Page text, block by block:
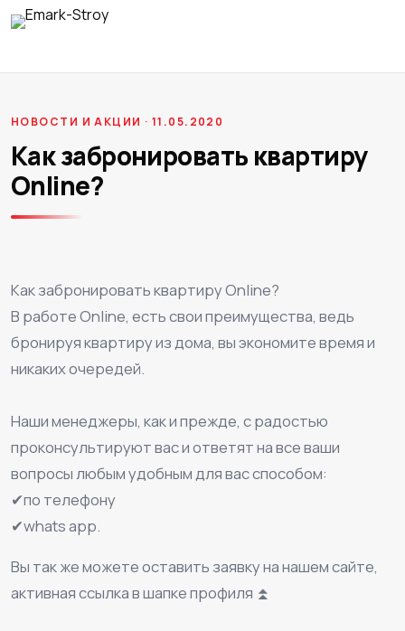
НОВОСТИ И АКЦИИ · 11.05.2020
Как забронировать квартиру
Online?
Как забронировать квартиру Online?
В работе Online, есть свои преимущества, ведь
бронируя квартиру из дома, вы экономите время и
никаких очередей.
Наши менеджеры, как и прежде, с радостью
проконсультируют вас и ответят на все ваши
вопросы любым удобным для вас способом:
✔по телефону
✔whats app.
Вы так же можете оставить заявку на нашем сайте,
активная ссылка в шапке профиля ⏫